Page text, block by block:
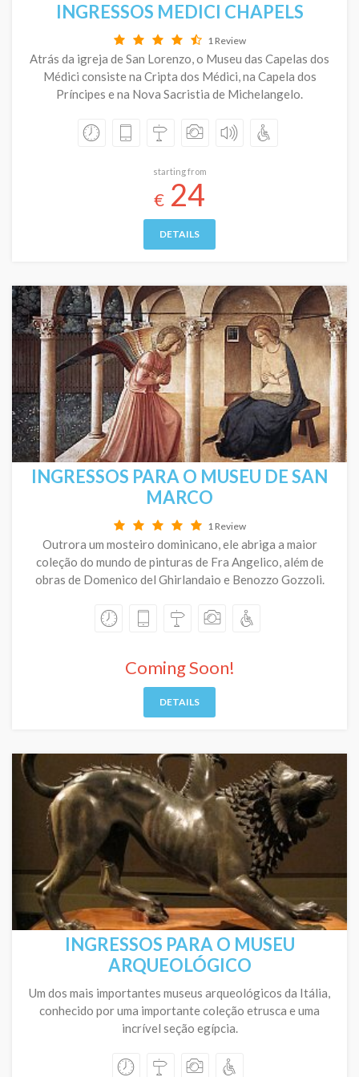
INGRESSOS MEDICI CHAPELS
1 Review
Atrás da igreja de San Lorenzo, o Museu das Capelas dos
Médici consiste na Cripta dos Médici, na Capela dos
Príncipes e na Nova Sacristia de Michelangelo.
starting from
€ 24
DETAILS
INGRESSOS PARA O MUSEU DE SAN
MARCO
1 Review
Outrora um mosteiro dominicano, ele abriga a maior
coleção do mundo de pinturas de Fra Angelico, além de
obras de Domenico del Ghirlandaio e Benozzo Gozzoli.
Coming Soon!
DETAILS
INGRESSOS PARA O MUSEU
ARQUEOLÓGICO
Um dos mais importantes museus arqueológicos da Itália,
conhecido por uma importante coleção etrusca e uma
incrível seção egípcia.